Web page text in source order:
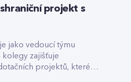
projekt s
jako vedoucí týmu
kolegy zajišťuje
projektů, které